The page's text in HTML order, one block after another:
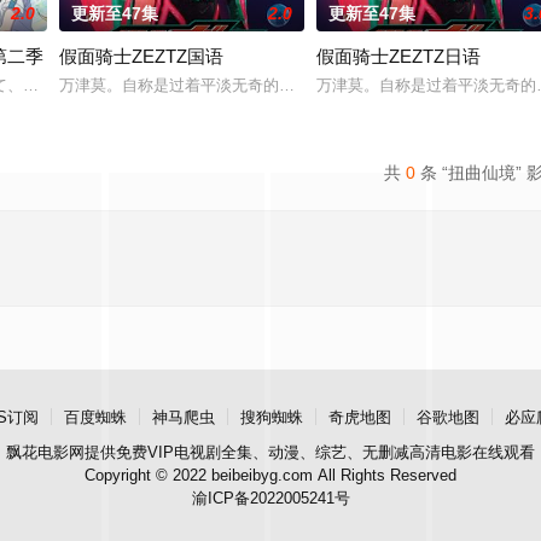
2.0
二季
格好良くて、しなやかで。 誰もが憧れて、高給取りで、人気が高い、立
更新至47集 2.0
假面骑士ZEZTZ国语
万津莫。自称是过着平淡无奇的日常生活的普通好青年，但凭借能够
更新至47集
假面骑士ZEZTZ日语
万津莫。自称是过着平淡无奇
共 0 条 “扭曲仙境”
订阅 百度蜘蛛 神马爬虫 搜狗蜘蛛 奇虎地图 谷歌地图
必应
飘花电影网提供免费VIP电视剧全集、动漫、综艺、无删减高清电影在线观看
Copyright © 2022 beibeibyg.com All Rights Reserved
渝ICP备2022005241号